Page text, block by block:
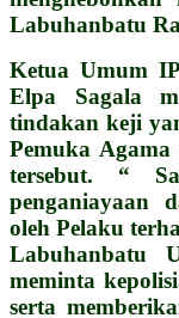
Labuhanbatu
Ketua Umum
Elpa Sagala
tindakan keji
Pemuka
tersebut. “
penganiayaan
oleh Pelaku
Labuhanbatu
meminta
serta